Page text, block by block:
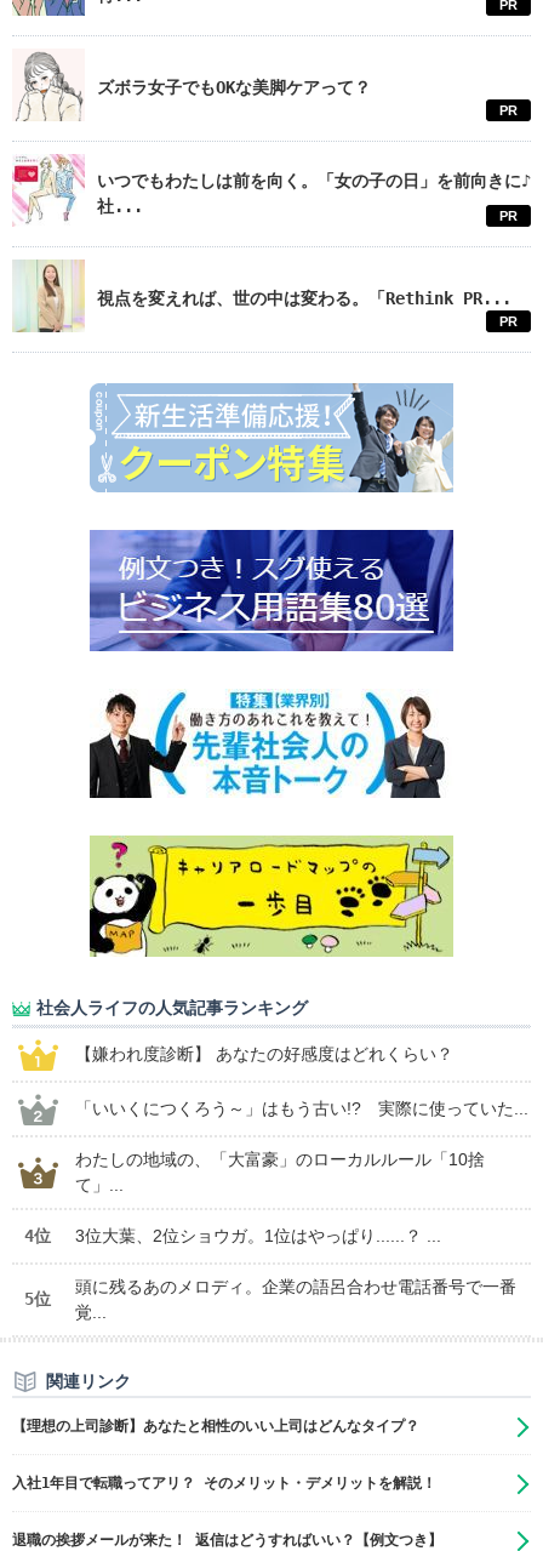
PR
ズボラ女子でもOKな美脚ケアって？
PR
いつでもわたしは前を向く。「女の子の日」を前向きに♪
社...
PR
視点を変えれば、世の中は変わる。「Rethink PR...
PR
社会人ライフの人気記事ランキング
【嫌われ度診断】 あなたの好感度はどれくらい？
「いいくにつくろう～」はもう古い!? 実際に使っていた...
わたしの地域の、「大富豪」のローカルルール「10捨
て」...
4位 3位大葉、2位ショウガ。1位はやっぱり......？ ...
5位
頭に残るあのメロディ。企業の語呂合わせ電話番号で一番
覚...
関連リンク
【理想の上司診断】あなたと相性のいい上司はどんなタイプ？
入社1年目で転職ってアリ？ そのメリット・デメリットを解説！
退職の挨拶メールが来た！ 返信はどうすればいい？【例文つき】